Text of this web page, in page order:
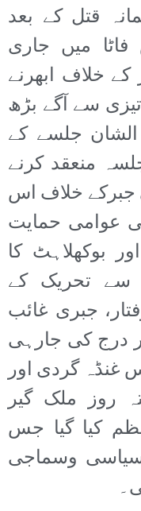
قتل کے بعد
میں جاری
خلاف ابھرنے
سے آگے بڑھ
جلسے کے
جلسہ منعقد کرنے
جبرکے خلاف اس
عوامی حمایت
بوکھلاہٹ کا
تحریک کے
جبری غائب
درج کی جارہی
غنڈہ گردی اور
روز ملک گیر
کیا گیا جس
سیاسی وسماجی